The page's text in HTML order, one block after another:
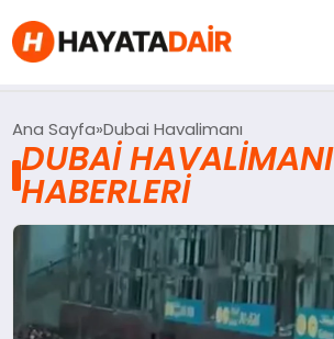
FIYATLAR
HABERLER
İNCELEMELER
KRIPTO PARALAR
Ana Sayfa Dubai Havalimanı
DUBAI HAVALIMANI
HABERLERI